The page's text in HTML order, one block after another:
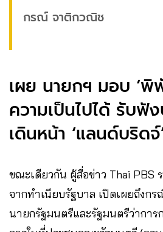
กรณ์ จาติกวณิช
เผย นายกฯ มอบ ‘
ความเป็นไปได้ รับฟั
เดินหน้า ‘แลนด์บริดจ์
ขณะเดียวกัน ผู้สื่อข่าว Thai PBS
จากทำเนียบรัฐบาล เปิดเผยถึงก
นายกรัฐมนตรีและรัฐมนตรีว่าการ